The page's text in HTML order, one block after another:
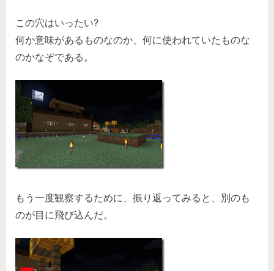
この穴はいったい?
何か意味があるものなのか、何に使われていたものな
のかなぞである。
もう一度観察するために、振り返ってみると、別のも
のが目に飛び込んだ。